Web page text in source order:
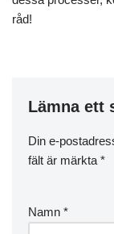
råd!
Lämna ett
Din e-
fält är märkta *
Namn *